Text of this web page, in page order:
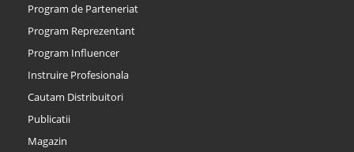
Program de Parteneriat
Program Reprezentant
Program Influencer
Instruire Profesionala
Cautam Distribuitori
Publicatii
Magazin